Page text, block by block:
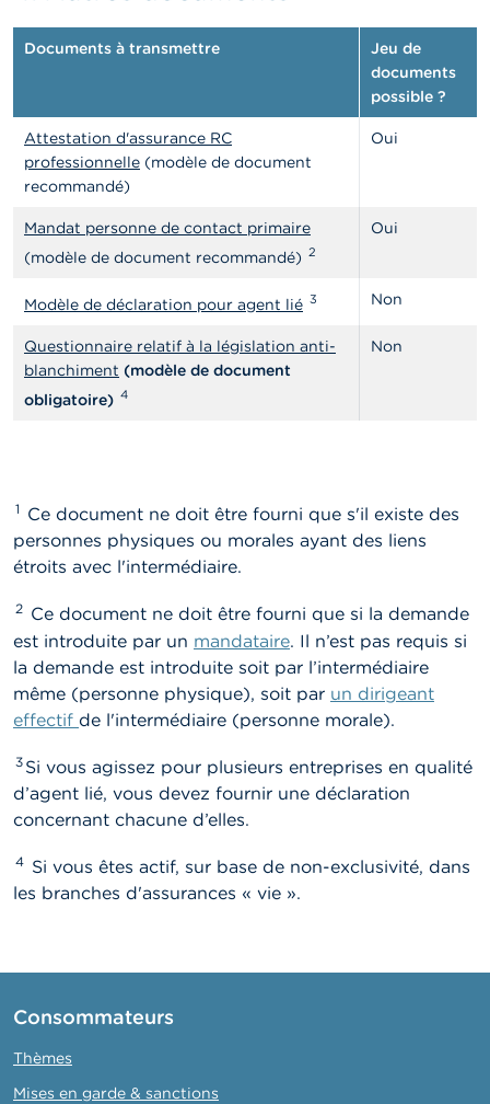
Documents à transmettre
Jeu de
documents
possible ?
Attestation d'assurance RC
professionnelle (modèle de document
recommandé)
Oui
Mandat personne de contact primaire
(modèle de document recommandé) 2
Oui
Modèle de déclaration pour agent lié 3 Non
Questionnaire relatif à la législation anti-
blanchiment (modèle de document
obligatoire) 4
Non
1 Ce document ne doit être fourni que s'il existe des
personnes physiques ou morales ayant des liens
étroits avec l'intermédiaire.
2 Ce document ne doit être fourni que si la demande
est introduite par un mandataire. Il n’est pas requis si
la demande est introduite soit par l’intermédiaire
même (personne physique), soit par un dirigeant
effectif de l'intermédiaire (personne morale).
3 Si vous agissez pour plusieurs entreprises en qualité
d’agent lié, vous devez fournir une déclaration
concernant chacune d’elles.
4 Si vous êtes actif, sur base de non-exclusivité, dans
les branches d'assurances « vie ».
Consommateurs
Thèmes
Mises en garde & sanctions